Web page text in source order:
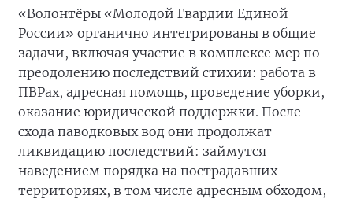
«Волонтёры «Молодой Гвардии Единой
России» органично интегрированы в общие
задачи, включая участие в комплексе мер по
преодолению последствий стихии: работа в
ПВРах, адресная помощь, проведение уборки,
оказание юридической поддержки. После
схода паводковых вод они продолжат
ликвидацию последствий: займутся
наведением порядка на пострадавших
территориях, в том числе адресным обходом,